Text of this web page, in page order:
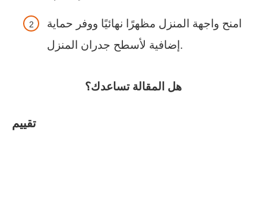
امنح واجهة المنزل مظهرًا نهائيًا ووفر حماية
إضافية لأسطح جدران المنزل.
هل المقالة تساعدك؟
تقييم